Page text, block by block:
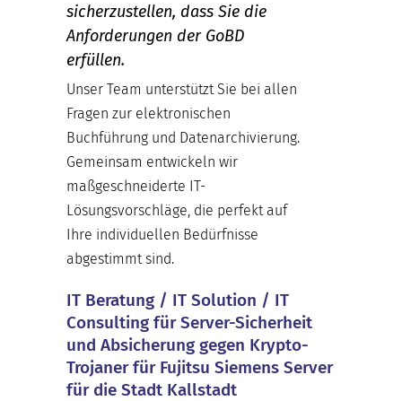
sicherzustellen, dass Sie die
Anforderungen der GoBD
erfüllen.
Unser Team unterstützt Sie bei allen
Fragen zur elektronischen
Buchführung und Datenarchivierung.
Gemeinsam entwickeln wir
maßgeschneiderte IT-
Lösungsvorschläge, die perfekt auf
Ihre individuellen Bedürfnisse
abgestimmt sind.
IT Beratung / IT Solution / IT
Consulting für Server-Sicherheit
und Absicherung gegen Krypto-
Trojaner für Fujitsu Siemens Server
für die Stadt Kallstadt